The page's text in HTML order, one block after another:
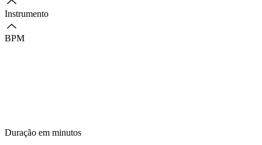
Instrumento
BPM
Duração em minutos